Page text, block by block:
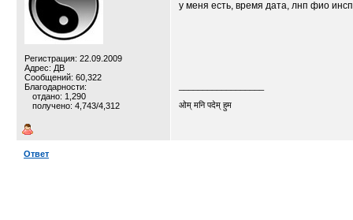
Регистрация: 22.09.2009
Адрес: ДВ
Сообщений: 60,322
Благодарности:
отдано: 1,290
получено: 4,743/4,312
у меня есть, время дата, лнп фио
ओम् मनि पदेम् हुम
Ответ